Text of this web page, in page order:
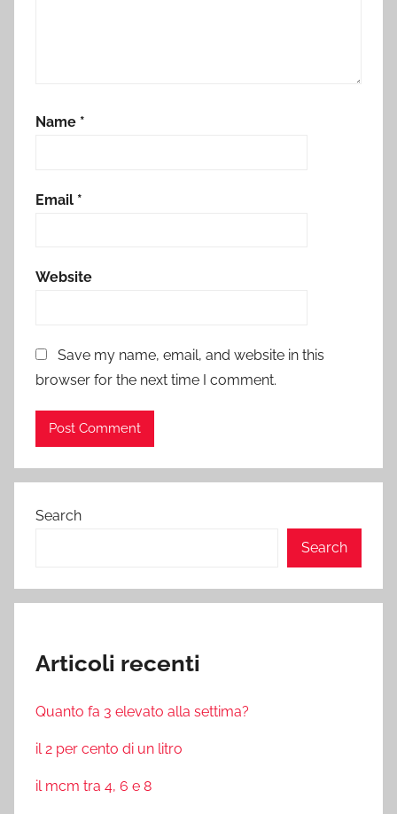
Name *
Email *
Website
Save my name, email, and website in this
browser for the next time I comment.
Search
Search
Articoli recenti
Quanto fa 3 elevato alla settima?
il 2 per cento di un litro
il mcm tra 4, 6 e 8